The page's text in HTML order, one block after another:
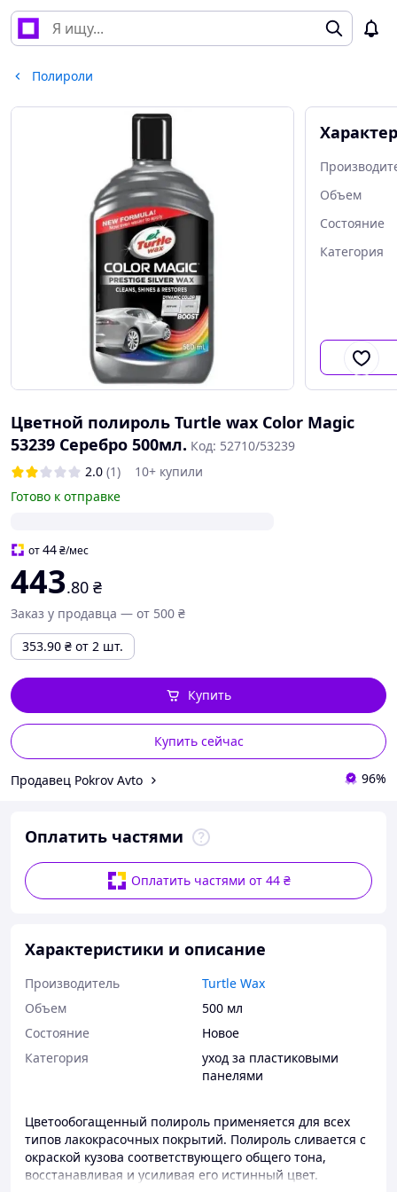
Полироли
Объем
Состояние
Категория
Цветной полироль Turtle wax Color Magic
53239 Серебро 500мл. Код: 52710/53239
2.0 (1)
10+ купили
Готово к отправке
от44₴/мес
443.80 ₴
Заказ у продавца — от 500 ₴
353.90 ₴ от 2 шт.
Купить сейчас
Купить
Продавец Pokrov Avto 96%
Оплатить частями
Оплатить частями от 44 ₴
Характеристики и описание
Производитель
Turtle Wax
Объем
500 мл
Состояние
Новое
Категория
уход за пластиковыми
панелями
Цветообогащенный полироль применяется для всех
типов лакокрасочных покрытий. Полироль сливается с
окраской кузова соответствующего общего тона,
восстанавливая и усиливая его истинный цвет.